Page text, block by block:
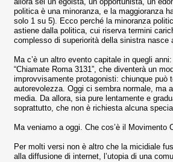
politica è una minoranza, e la maggioranza
solo 1 su 5). Ecco perché la minoranza
astiene dalla politica, cui riserva termini
complesso di superiorità della sinistra nasce
Ma c’è un altro evento capitale in quegli
“Chiamate Roma 3131”, che diventerà un
improvvisamente protagonisti: chiunque può
autorevolezza. Oggi ci sembra normale, ma
media. Da allora, sia pure lentamente e
soprattutto, che non è richiesta alcuna
Ma veniamo a oggi. Che cos’è il Movimento
Per molti versi non è altro che la micidiale
alla diffusione di internet, l’utopia di una